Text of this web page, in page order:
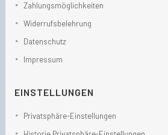
Zahlungsmöglichkeiten
Widerrufsbelehrung
Datenschutz
Impressum
EINSTELLUNGEN
Privatsphäre-Einstellungen